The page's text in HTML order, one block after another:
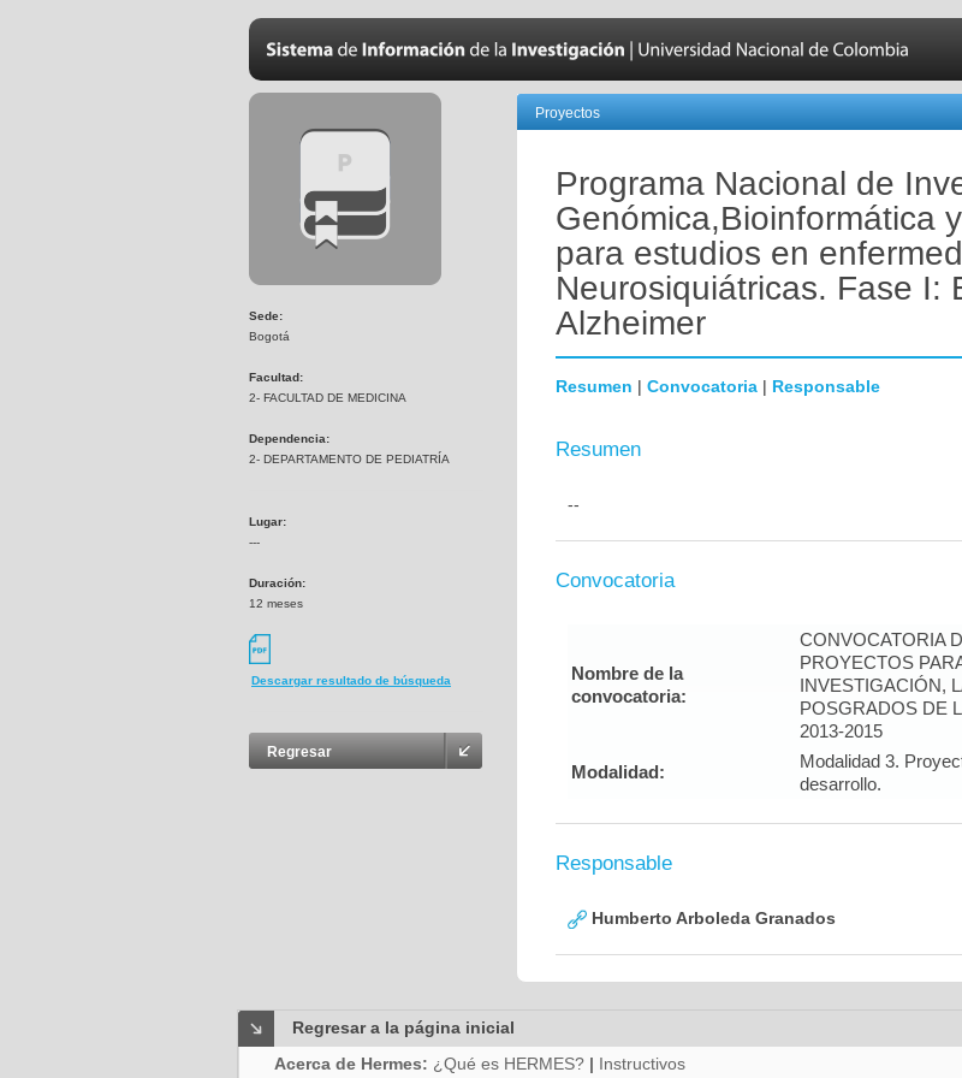
Sede:
Bogotá
Facultad:
2- FACULTAD DE MEDICINA
Dependencia:
2- DEPARTAMENTO DE PEDIATRÍA
Lugar:
---
Duración:
12 meses
Descargar resultado de búsqueda
Regresar
Proyectos
Programa Nacional de
Genómica,Bioinformática
para estudios en
Neurosiquiátricas. Fase I:
Alzheimer
Resumen | Convocatoria | Responsable
Resumen
--
Convocatoria
Nombre de la
convocatoria:
CONVOCATORIA
PROYECTOS
INVESTIGACIÓN,
POSGRADOS DE
2013-2015
Modalidad:
Modalidad 3.
desarrollo.
Responsable
Humberto Arboleda Granados
Regresar a la página inicial
Acerca de Hermes: ¿Qué es HERMES? | Instructivos